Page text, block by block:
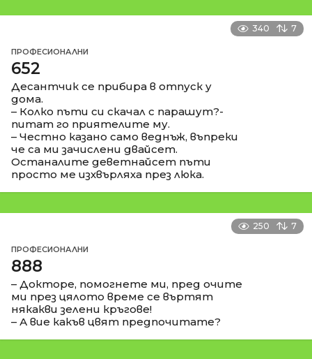
340 7
ПРОФЕСИОНАЛНИ
652
Десантчик се прибира в отпуск у
дома.
– Колко пъти си скачал с парашут?-
питат го приятелите му.
– Честно казано само веднъж, въпреки
че са ми зачислени двайсет.
Останалите деветнайсет пъти
просто ме изхвърляха през люка.
250 7
ПРОФЕСИОНАЛНИ
888
– Докторе, помогнете ми, пред очите
ми през цялото време се въртят
някакви зелени кръгове!
– А вие какъв цвят предпочитате?